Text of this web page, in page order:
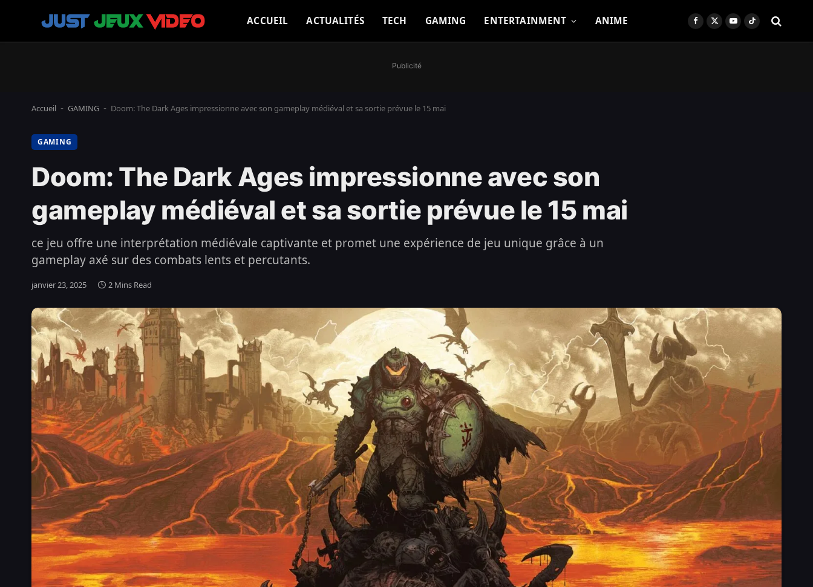
ACCUEIL ACTUALITÉS TECH GAMING ENTERTAINMENT ANIME Facebook
X
YouTubeTikTok
Publicité
Accueil - GAMING - Doom: The Dark Ages impressionne avec son gameplay médiéval et sa sortie prévue le 15 mai
GAMING
Doom: The Dark Ages impressionne avec son
gameplay médiéval et sa sortie prévue le 15 mai
ce jeu offre une interprétation médiévale captivante et promet une expérience de jeu unique grâce à un
gameplay axé sur des combats lents et percutants.
janvier 23, 2025 2 Mins Read